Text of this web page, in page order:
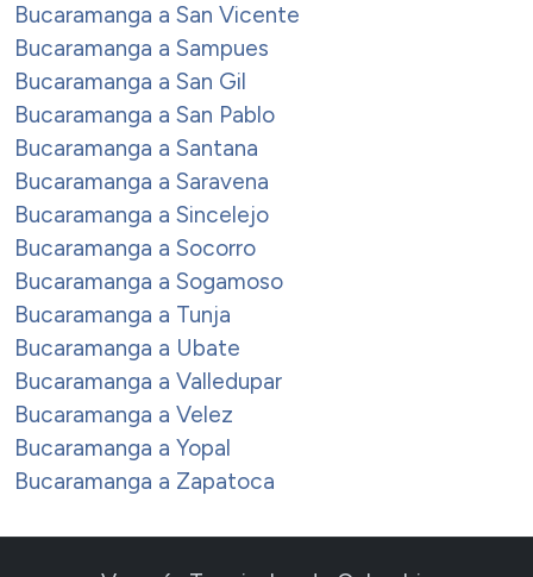
Bucaramanga a San Vicente
Bucaramanga a Sampues
Bucaramanga a San Gil
Bucaramanga a San Pablo
Bucaramanga a Santana
Bucaramanga a Saravena
Bucaramanga a Sincelejo
Bucaramanga a Socorro
Bucaramanga a Sogamoso
Bucaramanga a Tunja
Bucaramanga a Ubate
Bucaramanga a Valledupar
Bucaramanga a Velez
Bucaramanga a Yopal
Bucaramanga a Zapatoca